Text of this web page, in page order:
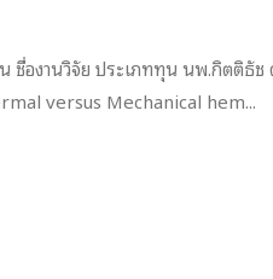
ชื่องานวิจัย ประเภททุน นพ.กิตติธัช
versus Mechanical hem...